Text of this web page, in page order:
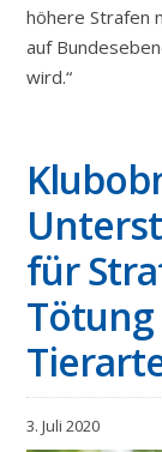
höhere Strafen
auf
wird.“
für
3. Juli 2020